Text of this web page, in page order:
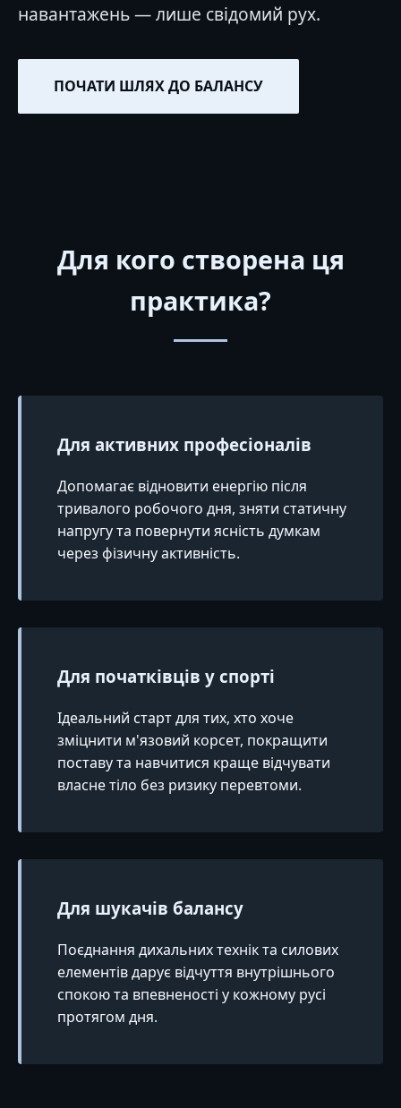
навантажень — лише свідомий рух.
ПОЧАТИ ШЛЯХ ДО БАЛАНСУ
Для кого створена ця
практика?
Для активних професіоналів
Допомагає відновити енергію після
тривалого робочого дня, зняти статичну
напругу та повернути ясність думкам
через фізичну активність.
Для початківців у спорті
Ідеальний старт для тих, хто хоче
зміцнити м'язовий корсет, покращити
поставу та навчитися краще відчувати
власне тіло без ризику перевтоми.
Для шукачів балансу
Поєднання дихальних технік та силових
елементів дарує відчуття внутрішнього
спокою та впевненості у кожному русі
протягом дня.